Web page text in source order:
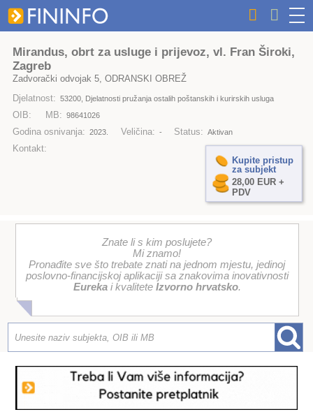
Mirandus, obrt za usluge i prijevoz, vl. Fran Široki,
Zagreb
Zadvorački odvojak 5, ODRANSKI OBREŽ
Djelatnost: 53200, Djelatnosti pružanja ostalih poštanskih i kurirskih usluga
OIB: MB: 98641026
Godina osnivanja: 2023. Veličina: - Status: Aktivan
Kontakt:
Kupite pristup
za subjekt
28,00 EUR +
PDV
Znate li s kim poslujete?
Mi znamo!
Pronađite sve što trebate znati na jednom mjestu, jedinoj
poslovno-financijskoj aplikaciji sa znakovima inovativnosti
Eurekai kvalitete Izvorno hrvatsko.